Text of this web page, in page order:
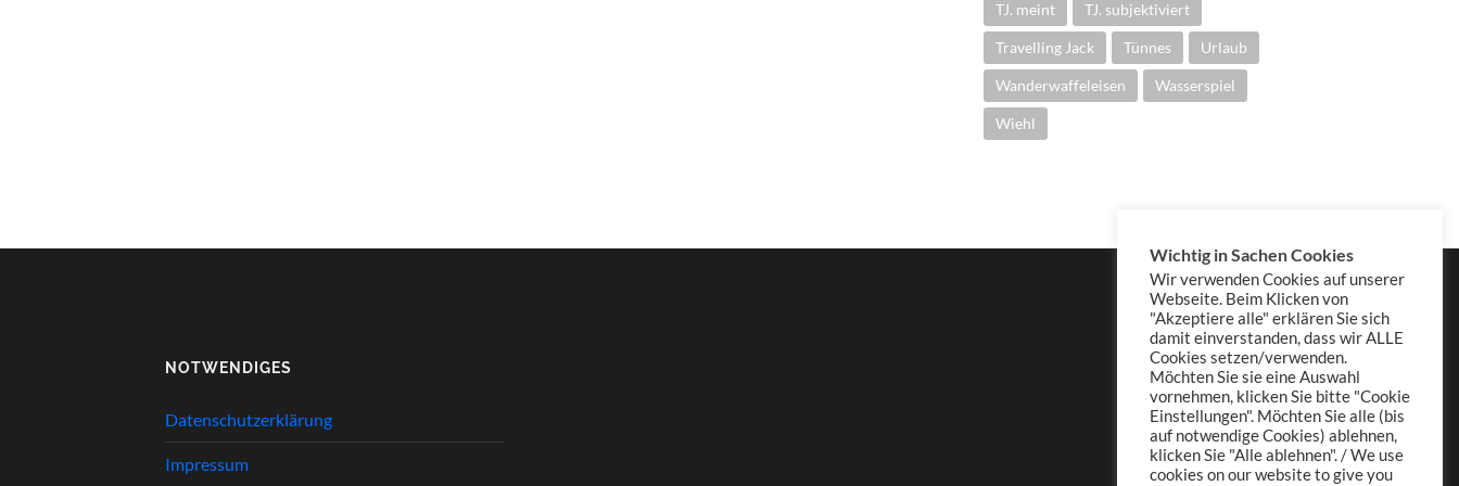
TJ. meint TJ. subjektiviert
Travelling Jack Tünnes Urlaub
Wanderwaffeleisen Wasserspiel
Wiehl
NOTWENDIGES
Datenschutzerklärung
Impressum
Wichtig in Sachen Cookies
Wir verwenden Cookies auf unserer
Webseite. Beim Klicken von
"Akzeptiere alle" erklären Sie sich
damit einverstanden, dass wir ALLE
Cookies setzen/verwenden.
Möchten Sie sie eine Auswahl
vornehmen, klicken Sie bitte "Cookie
Einstellungen". Möchten Sie alle (bis
auf notwendige Cookies) ablehnen,
klicken Sie "Alle ablehnen". / We use
cookies on our website to give you